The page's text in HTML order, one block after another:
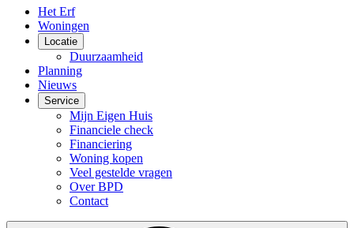
Het Erf
Woningen
Locatie
Duurzaamheid
Planning
Nieuws
Service
Mijn Eigen Huis
Financiele check
Financiering
Woning kopen
Veel gestelde vragen
Over BPD
Contact